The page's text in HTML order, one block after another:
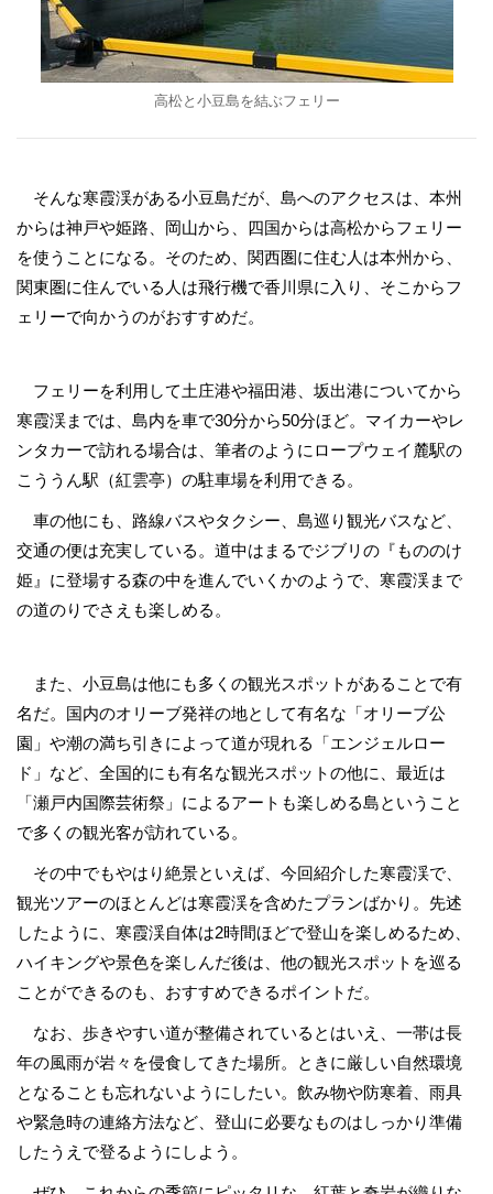
高松と小豆島を結ぶフェリー
そんな寒霞渓がある小豆島だが、島へのアクセスは、本州
からは神戸や姫路、岡山から、四国からは高松からフェリー
を使うことになる。そのため、関西圏に住む人は本州から、
関東圏に住んでいる人は飛行機で香川県に入り、そこからフ
ェリーで向かうのがおすすめだ。
フェリーを利用して土庄港や福田港、坂出港についてから
寒霞渓までは、島内を車で30分から50分ほど。マイカーやレ
ンタカーで訪れる場合は、筆者のようにロープウェイ麓駅の
こううん駅（紅雲亭）の駐車場を利用できる。
車の他にも、路線バスやタクシー、島巡り観光バスなど、
交通の便は充実している。道中はまるでジブリの『もののけ
姫』に登場する森の中を進んでいくかのようで、寒霞渓まで
の道のりでさえも楽しめる。
また、小豆島は他にも多くの観光スポットがあることで有
名だ。国内のオリーブ発祥の地として有名な「オリーブ公
園」や潮の満ち引きによって道が現れる「エンジェルロー
ド」など、全国的にも有名な観光スポットの他に、最近は
「瀬戸内国際芸術祭」によるアートも楽しめる島ということ
で多くの観光客が訪れている。
その中でもやはり絶景といえば、今回紹介した寒霞渓で、
観光ツアーのほとんどは寒霞渓を含めたプランばかり。先述
したように、寒霞渓自体は2時間ほどで登山を楽しめるため、
ハイキングや景色を楽しんだ後は、他の観光スポットを巡る
ことができるのも、おすすめできるポイントだ。
なお、歩きやすい道が整備されているとはいえ、一帯は長
年の風雨が岩々を侵食してきた場所。ときに厳しい自然環境
となることも忘れないようにしたい。飲み物や防寒着、雨具
や緊急時の連絡方法など、登山に必要なものはしっかり準備
したうえで登るようにしよう。